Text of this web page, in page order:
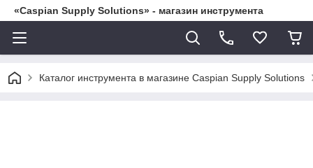
«Caspian Supply Solutions» - магазин инструмента
Каталог инструмента в магазине Caspian Supply Solutions